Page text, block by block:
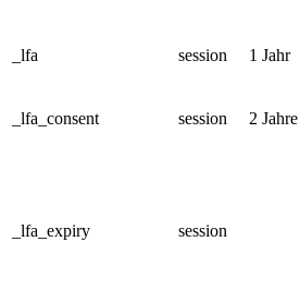
_lfa
session 1 Jahr
_lfa_consent session 2 Jahre
_lfa_expiry session